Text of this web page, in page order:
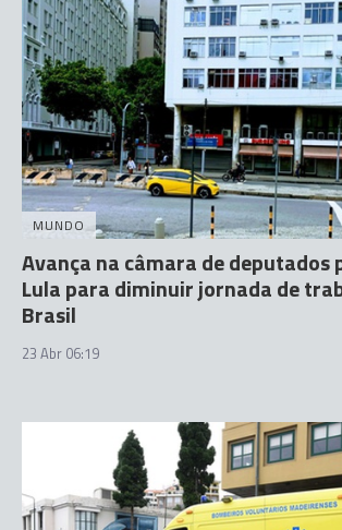
MUNDO
Avança na câmara de deputados
Lula para diminuir jornada de
Brasil
23 Abr 06:19